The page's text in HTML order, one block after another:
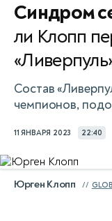
Синдром
ли Клопп
Состав
чемпионов,
11 ЯНВАРЯ 2023 22:40
Юрген Клопп